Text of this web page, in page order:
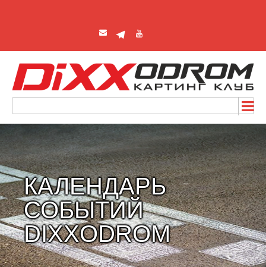
КАЛЕНДАРЬ
СОБЫТИЙ
DIXXODROM